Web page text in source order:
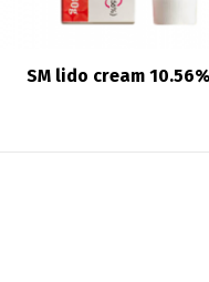
SM lido cream